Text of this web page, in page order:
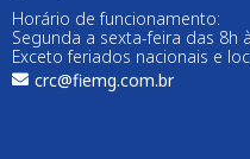
Horário de funcionamento:
Segunda a sexta-feira das 8h
Exceto feriados nacionais e
crc@fiemg.com.br